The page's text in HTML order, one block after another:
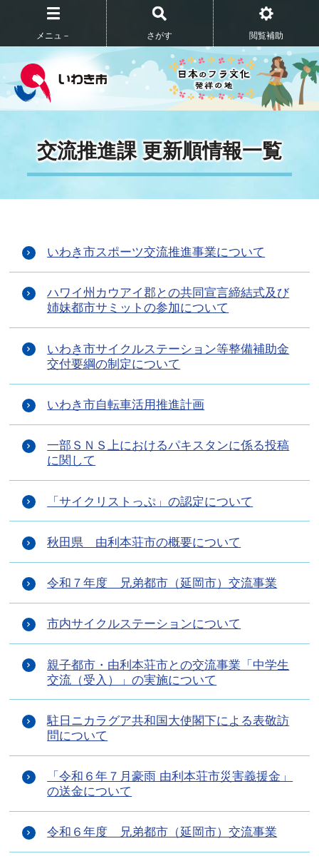
メニュ－ さがす 閲覧補助
交流推進課 更新順情報一覧
いわき市スポーツ交流推進事業について
ハワイ州カウアイ郡との共同宣言締結式及び
姉妹都市サミットの参加について
いわき市サイクルステーション等整備補助金
交付要綱の制定について
いわき市自転車活用推進計画
一部ＳＮＳ上におけるパキスタンに係る投稿
に関して
「サイクリストっぷ」の認定について
秋田県 由利本荘市の概要について
令和７年度 兄弟都市（延岡市）交流事業
市内サイクルステーションについて
親子都市・由利本荘市との交流事業「中学生
交流（受入）」の実施について
駐日ニカラグア共和国大使閣下による表敬訪
問について
「令和６年７月豪雨 由利本荘市災害義援金」
の送金について
令和６年度 兄弟都市（延岡市）交流事業